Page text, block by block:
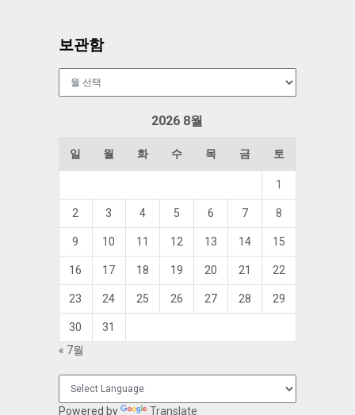
보관함
2026 8월
일 월 화 수 목 금 토
1
2 3 4 5 6 7 8
9 10 11 12 13 14 15
16 17 18 19 20 21 22
23 24 25 26 27 28 29
30
31
« 7월
Powered by Translate